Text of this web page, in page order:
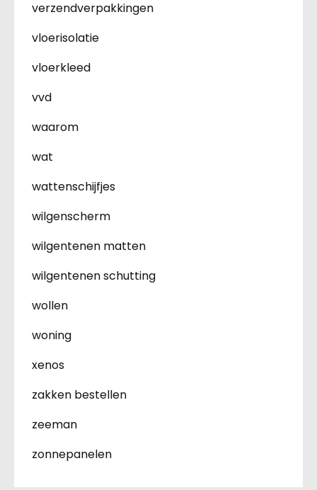
verzendverpakkingen
vloerisolatie
vloerkleed
vvd
waarom
wat
wattenschijfjes
wilgenscherm
wilgentenen matten
wilgentenen schutting
wollen
woning
xenos
zakken bestellen
zeeman
zonnepanelen